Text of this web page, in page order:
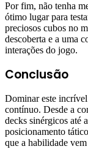
Por fim, não tenha
ótimo lugar para
preciosos cubos no
descoberta e a uma
interações do jogo.
Conclusão
Dominar este
contínuo. Desde a
decks sinérgicos até
posicionamento
que a habilidade